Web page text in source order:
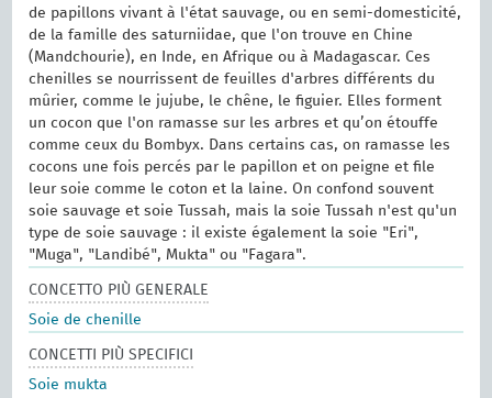
de papillons vivant à l'état sauvage, ou en semi-domesticité,
de la famille des saturniidae, que l'on trouve en Chine
(Mandchourie), en Inde, en Afrique ou à Madagascar. Ces
chenilles se nourrissent de feuilles d'arbres différents du
mûrier, comme le jujube, le chêne, le figuier. Elles forment
un cocon que l'on ramasse sur les arbres et qu’on étouffe
comme ceux du Bombyx. Dans certains cas, on ramasse les
cocons une fois percés par le papillon et on peigne et file
leur soie comme le coton et la laine. On confond souvent
soie sauvage et soie Tussah, mais la soie Tussah n'est qu'un
type de soie sauvage : il existe également la soie "Eri",
"Muga", "Landibé", Mukta" ou "Fagara".
CONCETTO PIÙ GENERALE
Soie de chenille
CONCETTI PIÙ SPECIFICI
Soie mukta